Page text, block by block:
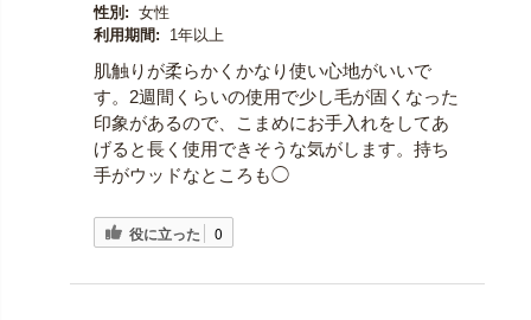
性別: 女性
利用期間:
1年以上
肌触りが柔らかくかなり使い心地がいいで
す。2週間くらいの使用で少し毛が固くなった
印象があるので、こまめにお手入れをしてあ
げると長く使用できそうな気がします。持ち
手がウッドなところも◯
役に立った 0